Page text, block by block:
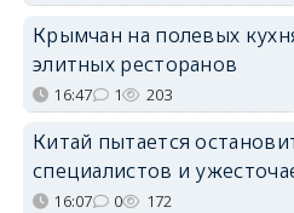
Крымчан на полевых
элитных ресторанов
16:47 1 203
Китай пытается
специалистов и
16:07 0 172